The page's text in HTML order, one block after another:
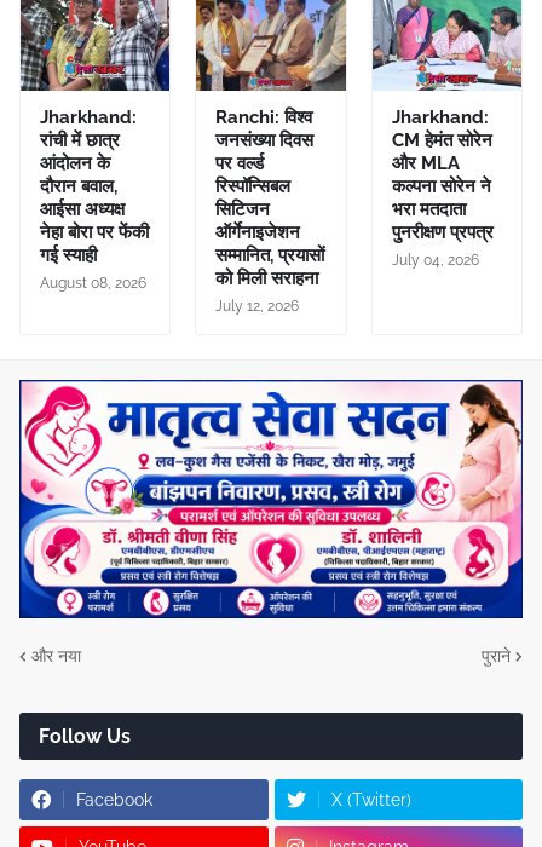
Jharkhand:
रांची में छात्र
आंदोलन के
दौरान बवाल,
आईसा अध्यक्ष
नेहा बोरा पर फेंकी
गई स्याही
August 08, 2026
Ranchi: विश्व
जनसंख्या दिवस
पर वर्ल्ड
रिस्पॉन्सिबल
सिटिजन
ऑर्गेनाइजेशन
सम्मानित, प्रयासों
को मिली सराहना
July 12, 2026
Jharkhand:
CM हेमंत सोरेन
और MLA
कल्पना सोरेन ने
भरा मतदाता
पुनरीक्षण प्रपत्र
July 04, 2026
और नया पुराने
Follow Us
Facebook X (Twitter)